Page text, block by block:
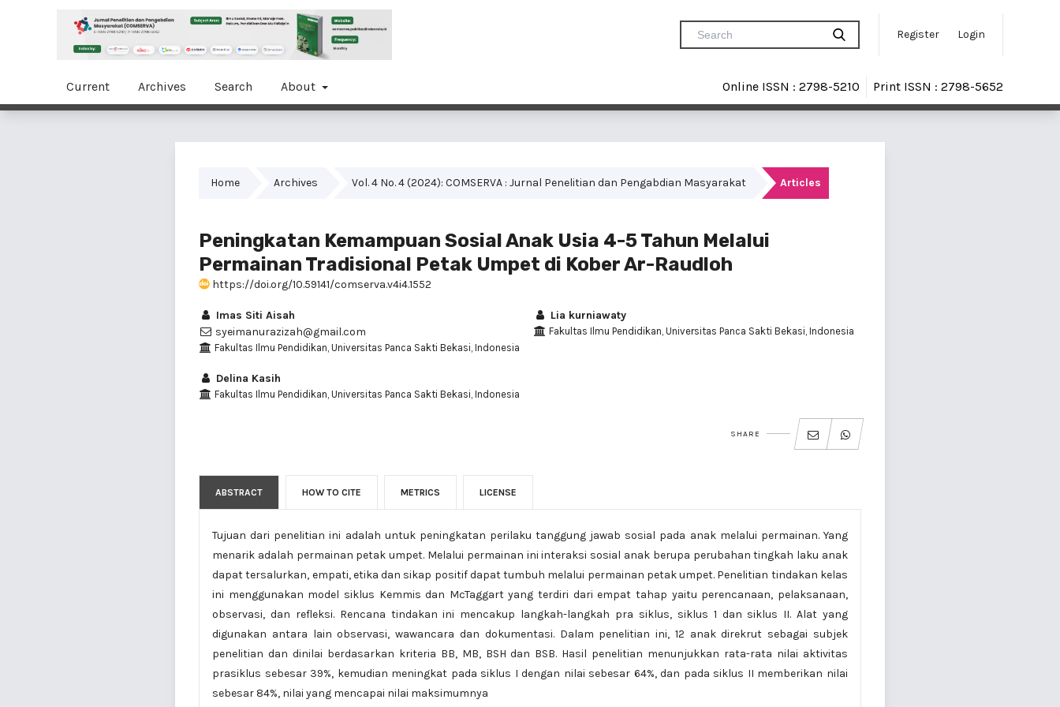
Register Login
Current Archives Search About Online ISSN : 2798-5210 Print ISSN : 2798-5652
Home Archives Vol. 4 No. 4 (2024): COMSERVA : Jurnal Penelitian dan Pengabdian Masyarakat Articles
Peningkatan Kemampuan Sosial Anak Usia 4-5 Tahun Melalui
Permainan Tradisional Petak Umpet di Kober Ar-Raudloh
https://doi.org/10.59141/comserva.v4i4.1552
Imas Siti Aisah
syeimanurazizah@gmail.com
Fakultas Ilmu Pendidikan, Universitas Panca Sakti Bekasi, Indonesia
Lia kurniawaty
Fakultas Ilmu Pendidikan, Universitas Panca Sakti Bekasi, Indonesia
Delina Kasih
Fakultas Ilmu Pendidikan, Universitas Panca Sakti Bekasi, Indonesia
SHARE
ABSTRACT HOW TO CITE METRICS LICENSE
Tujuan dari penelitian ini adalah untuk peningkatan perilaku tanggung jawab sosial pada anak melalui permainan. Yang
menarik adalah permainan petak umpet. Melalui permainan ini interaksi sosial anak berupa perubahan tingkah laku anak
dapat tersalurkan, empati, etika dan sikap positif dapat tumbuh melalui permainan petak umpet. Penelitian tindakan kelas
ini menggunakan model siklus Kemmis dan McTaggart yang terdiri dari empat tahap yaitu perencanaan, pelaksanaan,
observasi, dan refleksi. Rencana tindakan ini mencakup langkah-langkah pra siklus, siklus 1 dan siklus II. Alat yang
digunakan antara lain observasi, wawancara dan dokumentasi. Dalam penelitian ini, 12 anak direkrut sebagai subjek
penelitian dan dinilai berdasarkan kriteria BB, MB, BSH dan BSB. Hasil penelitian menunjukkan rata-rata nilai aktivitas
prasiklus sebesar 39%, kemudian meningkat pada siklus I dengan nilai sebesar 64%, dan pada siklus II memberikan nilai
sebesar 84%, nilai yang mencapai nilai maksimumnya